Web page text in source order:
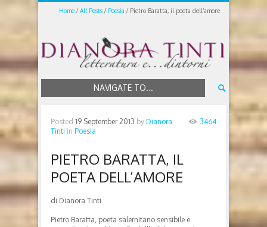
Home All Posts Poesia Pietro Baratta, il poeta dell’amore
NAVIGATE TO...
Posted 19 September 2013 by Dianora
Tinti in Poesia
3464
PIETRO BARATTA, IL
POETA DELL’AMORE
di Dianora Tinti
Pietro Baratta, poeta salernitano sensibile e